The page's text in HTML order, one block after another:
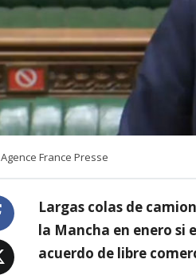
Agence France Presse
Largas colas de
la Mancha en enero si
acuerdo de libre